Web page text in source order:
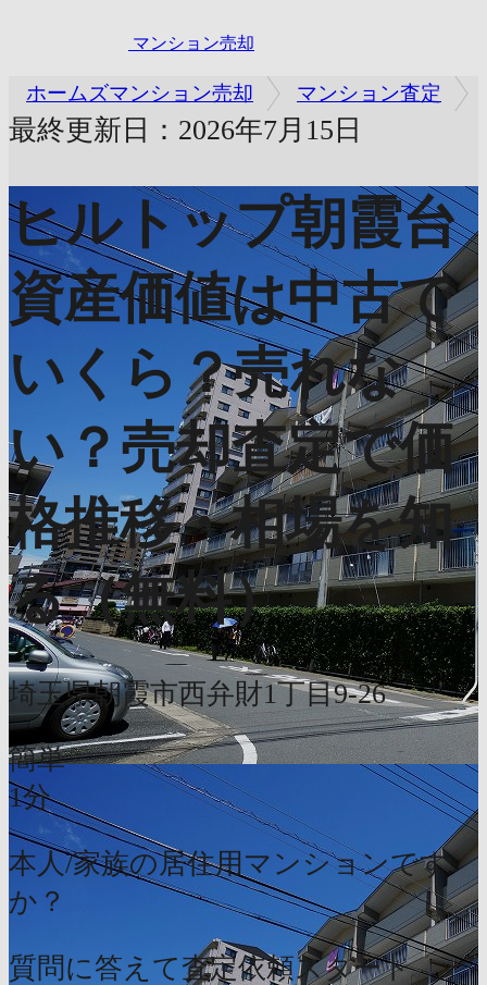
マンション売却
ホームズマンション売却 マンション査定
最終更新日：2026年7月15日
ヒルトップ朝霞台
資産価値は中古で
いくら？売れな
い？売却査定で価
格推移・相場を知
る（無料）
埼玉県朝霞市西弁財1丁目9-26
簡単
1分
本人/家族の居住用マンションです
か？
質問に答えて査定依頼スタート